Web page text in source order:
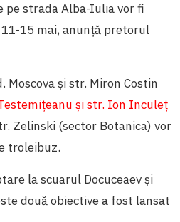
pe strada Alba-Iulia vor fi
15 mai, anunță pretorul
Moscova și str. Miron Costin
și str. Ion Inculeț
Zelinski (sector Botanica) vor
troleibuz.
la scuarul Docuceaev și
două obiective a fost lansat